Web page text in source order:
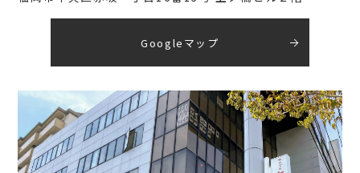
Googleマップ